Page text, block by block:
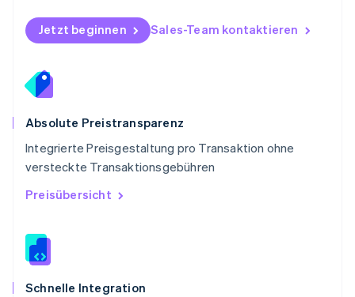
Jetzt beginnen Sales-Team kontaktieren
Absolute Preistransparenz
Integrierte Preisgestaltung pro Transaktion ohne
versteckte Transaktionsgebühren
Preisübersicht
Schnelle Integration
Schweden
Svenska English
Deutsch
Singapur
English
Slowakei
Slowenien
EnglishItaliano
Sonderverwaltungsregion Hongkong,
Spanien
Thailand
ไทยEnglish